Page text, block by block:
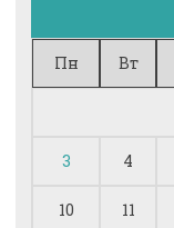
Пн Вт
3 4
10 11